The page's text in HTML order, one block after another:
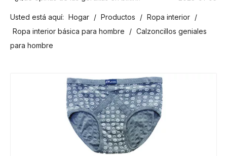
¡El principal fabricante de trajes de baño en Bali!
2024-02-22
¡Date un chapuzón con los trajes de baño para niños más populares de la temporada!
2024-02-02
Como cualquier otro traje, el bañador infantil: un espacio agradable para relajarse en la playa
Todo lo que tus hijos necesitan para nadar este verano
Sumérgete en el estilo: las mejores tendencias en trajes de baño para niños de la temporada
La guía definitiva de trajes de baño para niños: comodidad, diseño y seguridad
Una guía completa de trajes de baño para niños: comodidad, estilo y seguridad para divertirse bajo el sol
Usted está aquí: Hogar / Productos / Ropa interior /
Ropa interior básica para hombre
/ Calzoncillos geniales
para hombre